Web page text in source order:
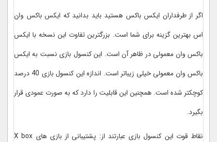
اگر از طرفداران ایکس باکس هستید باید بدانید که ایکس باکس وان
اس بهترین گزینه برای شما است. بزرگترین تفاوت این نسخه با ایکس
باکس وان معمولی در ظاهر آن است. این کنسول بازی نسبت به ایکس
باکس وان معمولی خیلی زیباتر است. اندازه این کنسول بازی 40 درصد
کوچکتر شده است. همچنین این قابلیت را دارد که به صورت عمودی قرار
بگیرد.
نقاط قوت این کنسول بازی عبارتند از: پشتیبانی از بازی های X box